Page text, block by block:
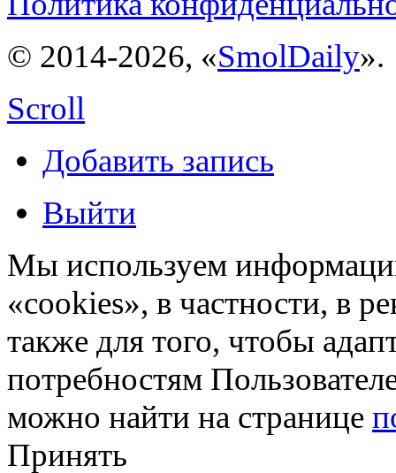
© 2014-2026, «SmolDaily».
Scroll
Добавить запись
Выйти
Мы используем
«cookies», в частности, в
также для того, чтобы
потребностям
можно найти на странице
Принять